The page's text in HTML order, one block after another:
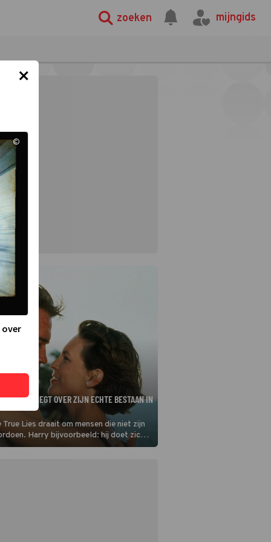
zoeken mijngids
LIEGT OVER ZIJN ECHTE BESTAAN IN
Lies draait om mensen die niet zijn
Harry bijvoorbeeld: hij doet zich
computerprogrammeur, maar dat is hij
×
©